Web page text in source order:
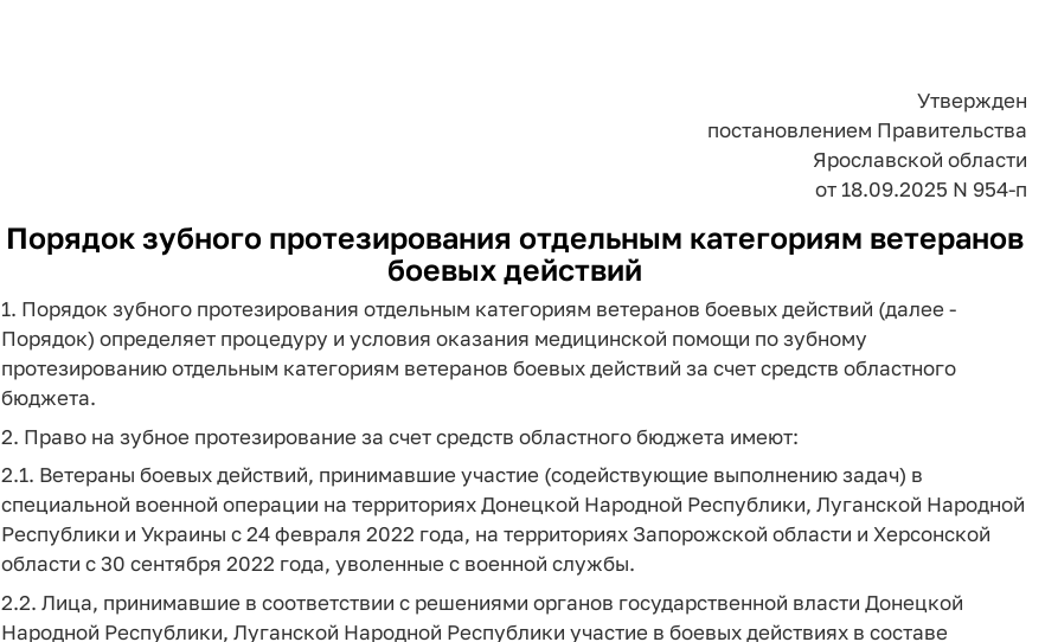
Утвержден
постановлением Правительства
Ярославской области
от 18.09.2025 N 954-п
Порядок зубного протезирования отдельным категориям ветеранов
боевых действий
1. Порядок зубного протезирования отдельным категориям ветеранов боевых действий (далее -
Порядок) определяет процедуру и условия оказания медицинской помощи по зубному
протезированию отдельным категориям ветеранов боевых действий за счет средств областного
бюджета.
2. Право на зубное протезирование за счет средств областного бюджета имеют:
2.1. Ветераны боевых действий, принимавшие участие (содействующие выполнению задач) в
специальной военной операции на территориях Донецкой Народной Республики, Луганской Народной
Республики и Украины с 24 февраля 2022 года, на территориях Запорожской области и Херсонской
области с 30 сентября 2022 года, уволенные с военной службы.
2.2. Лица, принимавшие в соответствии с решениями органов государственной власти Донецкой
Народной Республики, Луганской Народной Республики участие в боевых действиях в составе